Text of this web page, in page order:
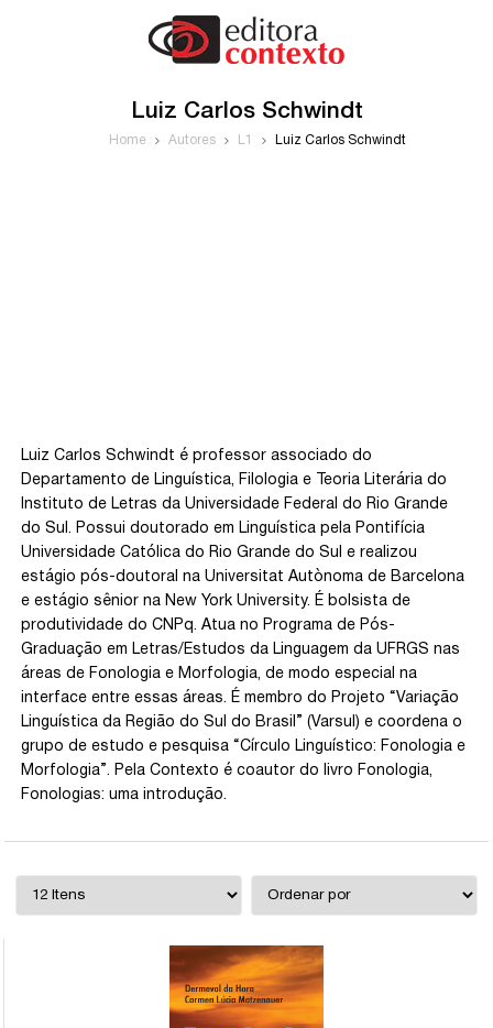
Luiz Carlos Schwindt
Home Autores L1 Luiz Carlos Schwindt
Luiz Carlos Schwindt é professor associado do
Departamento de Linguística, Filologia e Teoria Literária do
Instituto de Letras da Universidade Federal do Rio Grande
do Sul. Possui doutorado em Linguística pela Pontifícia
Universidade Católica do Rio Grande do Sul e realizou
estágio pós-doutoral na Universitat Autònoma de Barcelona
e estágio sênior na New York University. É bolsista de
produtividade do CNPq. Atua no Programa de Pós-
Graduação em Letras/Estudos da Linguagem da UFRGS nas
áreas de Fonologia e Morfologia, de modo especial na
interface entre essas áreas. É membro do Projeto “Variação
Linguística da Região do Sul do Brasil” (Varsul) e coordena o
grupo de estudo e pesquisa “Círculo Linguístico: Fonologia e
Morfologia”. Pela Contexto é coautor do livro Fonologia,
Fonologias: uma introdução.